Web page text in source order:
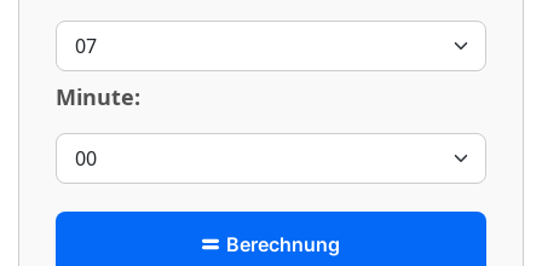
Minute:
Berechnung